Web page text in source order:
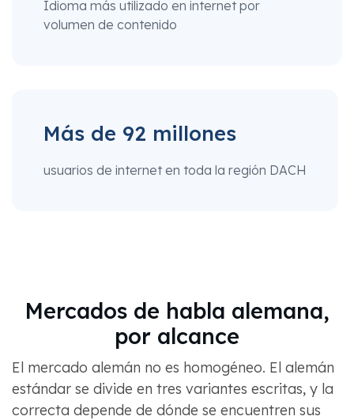
Idioma más utilizado en internet por
volumen de contenido
Más de 92 millones
usuarios de internet en toda la región DACH
Mercados de habla alemana,
por alcance
El mercado alemán no es homogéneo. El alemán
estándar se divide en tres variantes escritas, y la
correcta depende de dónde se encuentren sus